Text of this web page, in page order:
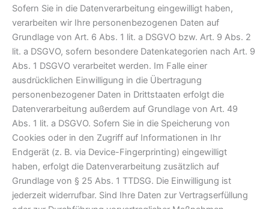
Sofern Sie in die Datenverarbeitung eingewilligt haben,
verarbeiten wir Ihre personenbezogenen Daten auf
Grundlage von Art. 6 Abs. 1 lit. a DSGVO bzw. Art. 9 Abs. 2
lit. a DSGVO, sofern besondere Datenkategorien nach Art. 9
Abs. 1 DSGVO verarbeitet werden. Im Falle einer
ausdrücklichen Einwilligung in die Übertragung
personenbezogener Daten in Drittstaaten erfolgt die
Datenverarbeitung außerdem auf Grundlage von Art. 49
Abs. 1 lit. a DSGVO. Sofern Sie in die Speicherung von
Cookies oder in den Zugriff auf Informationen in Ihr
Endgerät (z. B. via Device-Fingerprinting) eingewilligt
haben, erfolgt die Datenverarbeitung zusätzlich auf
Grundlage von § 25 Abs. 1 TTDSG. Die Einwilligung ist
jederzeit widerrufbar. Sind Ihre Daten zur Vertragserfüllung